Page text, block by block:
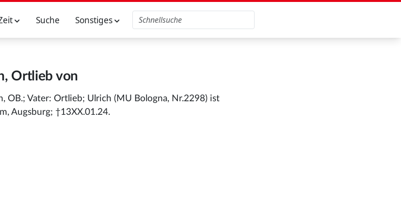
Suche Sonstiges
Ortlieb von
OB.; Vater: Ortlieb; Ulrich (MU Bologna, Nr.2298) ist
Augsburg; †13XX.01.24.